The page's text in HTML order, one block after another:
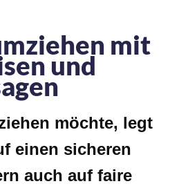
mit
und
möchte, legt
einen sicheren
auch auf faire